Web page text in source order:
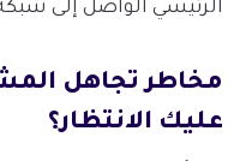
الرئيسي الواصل إلى
مخاطر تجاهل
عليك الانتظار؟